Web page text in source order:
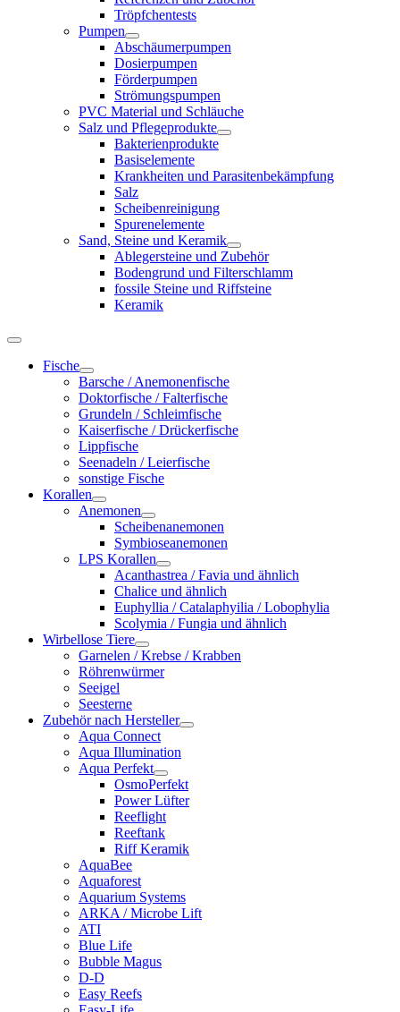
Tröpfchentests
Pumpen
Abschäumerpumpen
Dosierpumpen
Förderpumpen
Strömungspumpen
PVC Material und Schläuche
Salz und Pflegeprodukte
Bakterienprodukte
Basiselemente
Krankheiten und Parasitenbekämpfung
Salz
Scheibenreinigung
Spurenelemente
Sand, Steine und Keramik
Ablegersteine und Zubehör
Bodengrund und Filterschlamm
fossile Steine und Riffsteine
Keramik
Fische
Barsche / Anemonenfische
Doktorfische / Falterfische
Grundeln / Schleimfische
Kaiserfische / Drückerfische
Lippfische
Seenadeln / Leierfische
sonstige Fische
Korallen
Anemonen
Scheibenanemonen
Symbioseanemonen
LPS Korallen
Acanthastrea / Favia und ähnlich
Chalice und ähnlich
Euphyllia / Catalaphyilia / Lobophylia
Scolymia / Fungia und ähnlich
Wirbellose Tiere
Garnelen / Krebse / Krabben
Röhrenwürmer
Seeigel
Seesterne
Zubehör nach Hersteller
Aqua Connect
Aqua Illumination
Aqua Perfekt
OsmoPerfekt
Power Lüfter
Reeflight
Reeftank
Riff Keramik
AquaBee
Aquaforest
Aquarium Systems
ARKA / Microbe Lift
ATI
Blue Life
Bubble Magus
D-D
Easy Reefs